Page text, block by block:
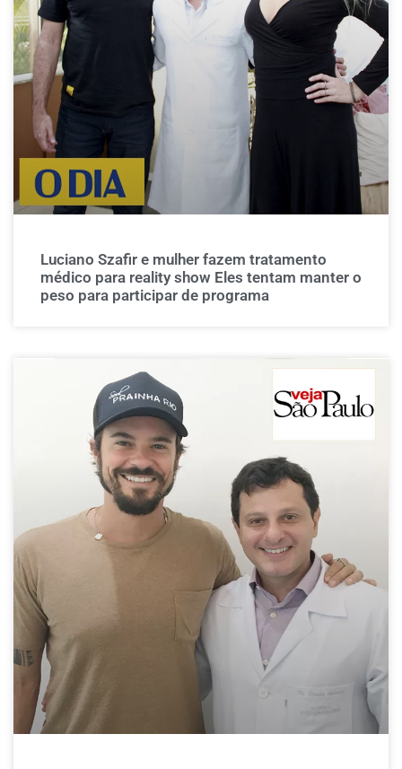
Luciano Szafir e mulher fazem tratamento
médico para reality show Eles tentam manter o
peso para participar de programa